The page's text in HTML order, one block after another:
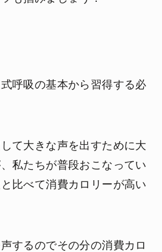
呼吸の基本から習得する必
て大きな声を出すために大
私たちが普段おこなってい
比べて消費カロリーが高い
するのでその分の消費カロ